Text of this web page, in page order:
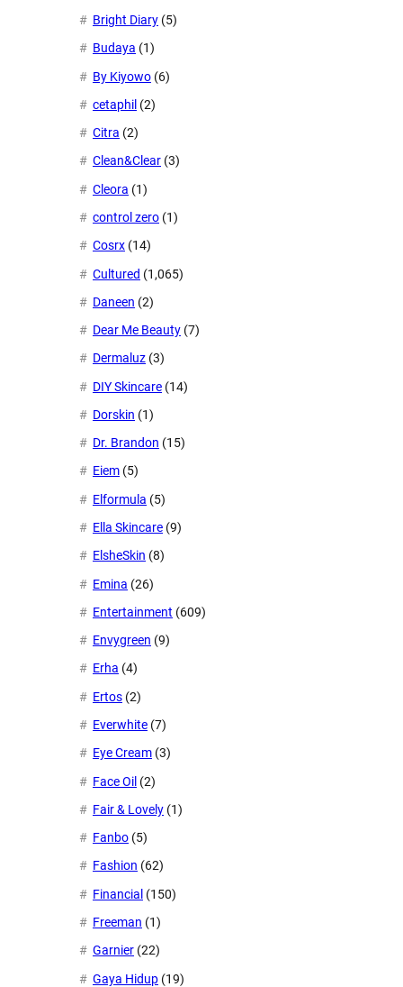
Bright Diary (5)
Budaya (1)
By Kiyowo (6)
cetaphil (2)
Citra (2)
Clean&Clear (3)
Cleora (1)
control zero (1)
Cosrx (14)
Cultured (1,065)
Daneen (2)
Dear Me Beauty (7)
Dermaluz (3)
DIY Skincare (14)
Dorskin (1)
Dr. Brandon (15)
Eiem (5)
Elformula (5)
Ella Skincare (9)
ElsheSkin (8)
Emina (26)
Entertainment (609)
Envygreen (9)
Erha (4)
Ertos (2)
Everwhite (7)
Eye Cream (3)
Face Oil (2)
Fair & Lovely (1)
Fanbo (5)
Fashion (62)
Financial (150)
Freeman (1)
Garnier (22)
Gaya Hidup (19)